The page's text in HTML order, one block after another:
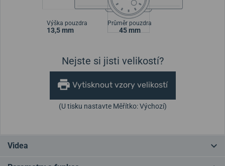
Výška pouzdra
13,5 mm
Průměr pouzdra
45 mm
Nejste si jisti velikostí?
Vytisknout vzory velikostí
(U tisku nastavte Měřítko: Výchozí)
Videa